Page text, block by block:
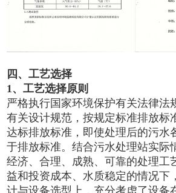
四、工艺选择
1、工艺选择原则
严格执行国家环境保护有关法律法
有关设计规范，按规定标准排放标
达标排放标准，即使处理后的污水
于排放标准。结合污水处理站实际
经济、合理、成熟、可靠的处理工
益和投资成本、水质稳定的情况下
计与设备选型上，充分考虑了设备